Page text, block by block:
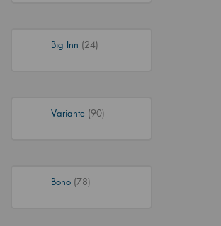
Big Inn (24)
Variante (90)
Bono (78)